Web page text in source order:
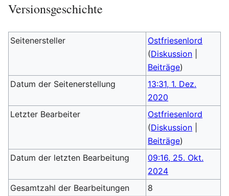
Versionsgeschichte
Seitenersteller
Ostfriesenlord
(Diskussion
Beiträge)
Datum der Seitenerstellung
13:31, 1. Dez.
2020
Letzter Bearbeiter
Ostfriesenlord
(Diskussion
Beiträge)
Datum der letzten Bearbeitung
09:16, 25. Okt.
2024
Gesamtzahl der Bearbeitungen
8